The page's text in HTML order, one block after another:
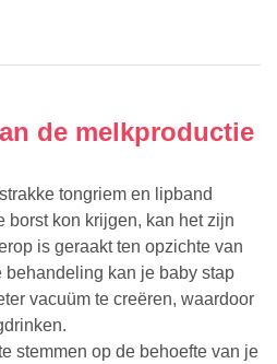
de melkproductie
tongriem en lipband
borst kon krijgen, kan het zijn
is geraakt ten opzichte van
behandeling kan je baby stap
vacuüm te creëren, waardoor
stemmen op de behoefte van je